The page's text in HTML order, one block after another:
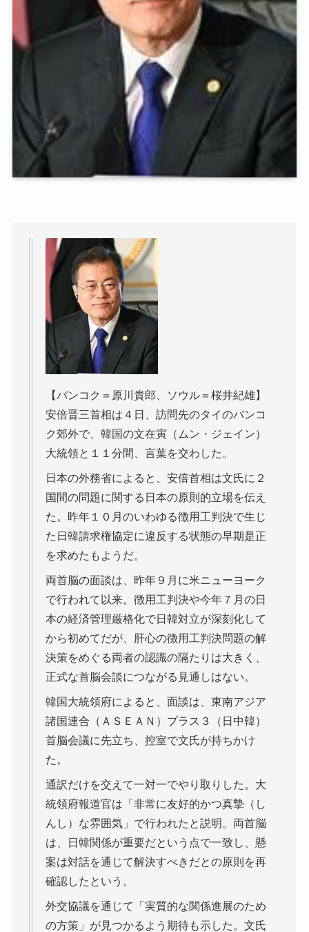
【バンコク＝原川貴郎、ソウル＝桜井紀雄】
安倍晋三首相は４日、訪問先のタイのバンコ
ク郊外で、韓国の文在寅（ムン・ジェイン）
大統領と１１分間、言葉を交わした。
日本の外務省によると、安倍首相は文氏に２
国間の問題に関する日本の原則的立場を伝え
た。昨年１０月のいわゆる徴用工判決で生じ
た日韓請求権協定に違反する状態の早期是正
を求めたもようだ。
両首脳の面談は、昨年９月に米ニューヨーク
で行われて以来。徴用工判決や今年７月の日
本の経済管理厳格化で日韓対立が深刻化して
から初めてだが、肝心の徴用工判決問題の解
決策をめぐる両者の認識の隔たりは大きく、
正式な首脳会談につながる見通しはない。
韓国大統領府によると、面談は、東南アジア
諸国連合（ＡＳＥＡＮ）プラス３（日中韓）
首脳会議に先立ち、控室で文氏が持ちかけ
た。
通訳だけを交えて一対一でやり取りした。大
統領府報道官は「非常に友好的かつ真摯（し
んし）な雰囲気」で行われたと説明。両首脳
は、日韓関係が重要だという点で一致し、懸
案は対話を通じて解決すべきだとの原則を再
確認したという。
外交協議を通じて「実質的な関係進展のため
の方策」が見つかるよう期待も示した。文氏